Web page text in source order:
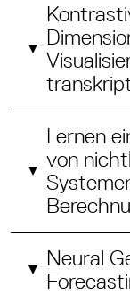
Lernen
von
Neural